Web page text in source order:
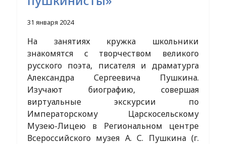
31 января 2024
На занятиях кружка школьники
знакомятся с творчеством великого
русского поэта, писателя и драматурга
Александра Сергеевича Пушкина.
Изучают биографию, совершая
виртуальные экскурсии по
Императорскому Царскосельскому
Музею-Лицею в Региональном центре
Всероссийского музея А. С. Пушкина (г.